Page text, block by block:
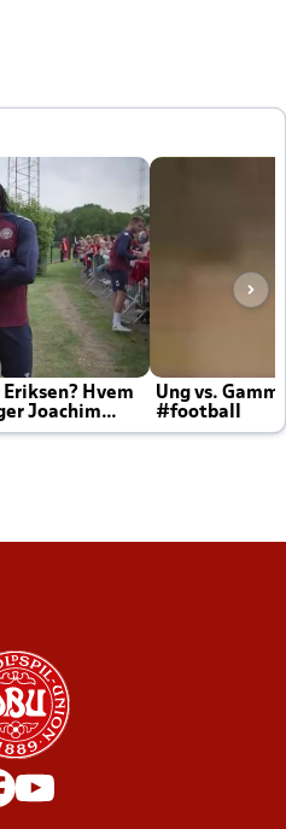
Hvem
Joachim
Ung vs.
#football